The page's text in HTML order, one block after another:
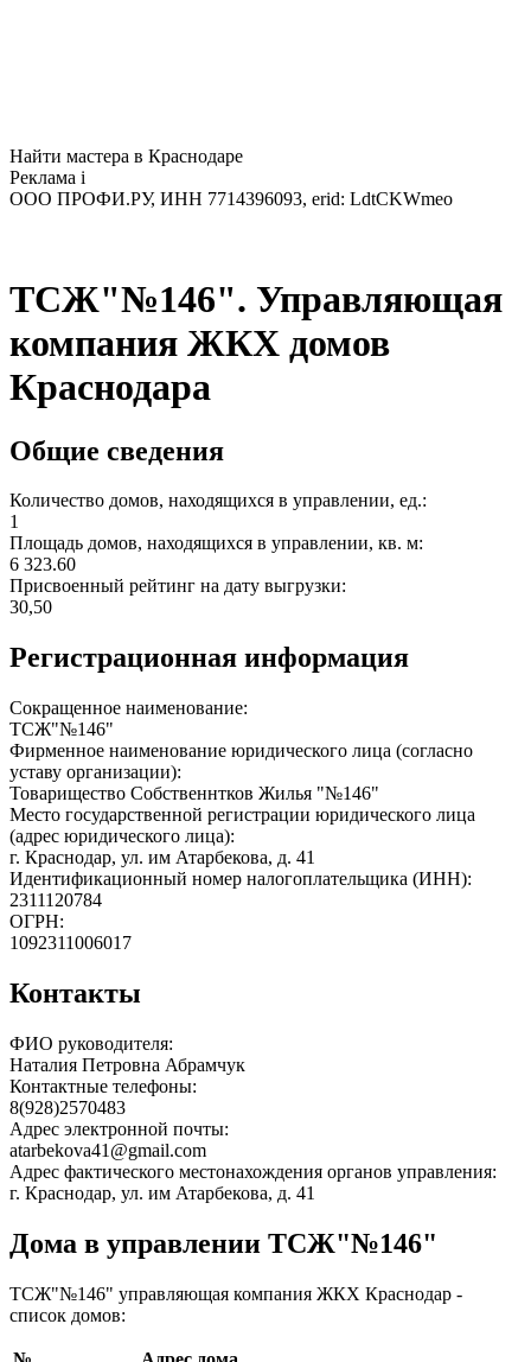
Найти мастера в Краснодаре
Реклама i
ООО ПРОФИ.РУ, ИНН 7714396093, erid: LdtCKWmeo
ТСЖ"№146". Управляющая
компания ЖКХ домов
Краснодара
Общие сведения
Количество домов, находящихся в управлении, ед.:
1
Площадь домов, находящихся в управлении, кв. м:
6 323.60
Присвоенный рейтинг на дату выгрузки:
30,50
Регистрационная информация
Сокращенное наименование:
ТСЖ"№146"
Фирменное наименование юридического лица (согласно
уставу организации):
Товарищество Собственнтков Жилья "№146"
Место государственной регистрации юридического лица
(адрес юридического лица):
г. Краснодар, ул. им Атарбекова, д. 41
Идентификационный номер налогоплательщика (ИНН):
2311120784
ОГРН:
1092311006017
Контакты
ФИО руководителя:
Наталия Петровна Абрамчук
Контактные телефоны:
8(928)2570483
Адрес электронной почты:
atarbekova41@gmail.com
Адрес фактического местонахождения органов управления:
г. Краснодар, ул. им Атарбекова, д. 41
Дома в управлении ТСЖ"№146"
ТСЖ"№146" управляющая компания ЖКХ Краснодар -
список домов: